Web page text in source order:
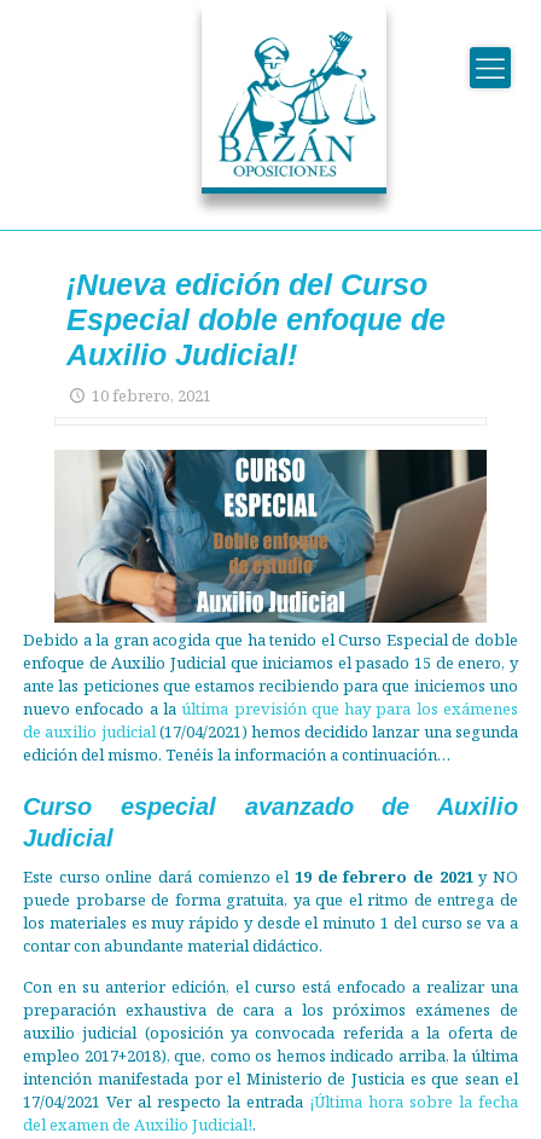
¡Nueva edición del Curso
Especial doble enfoque de
Auxilio Judicial!
10 febrero, 2021
Debido a la gran acogida que ha tenido el Curso Especial de doble
enfoque de Auxilio Judicial que iniciamos el pasado 15 de enero, y
ante las peticiones que estamos recibiendo para que iniciemos uno
nuevo enfocado a laúltima previsión que hay para los exámenes
de auxilio judicial(17/04/2021) hemos decidido lanzar una segunda
edición del mismo. Tenéis la información a continuación…
Curso especial avanzado de Auxilio
Judicial
Este curso online dará comienzo el 19 de febrero de 2021y NO
puede probarse de forma gratuita, ya que el ritmo de entrega de
los materiales es muy rápido y desde el minuto 1 del curso se va a
contar con abundante material didáctico.
Con en su anterior edición, el curso está enfocado a realizar una
preparación exhaustiva de cara a los próximos exámenes de
auxilio judicial (oposición ya convocada referida a la oferta de
empleo 2017+2018), que, como os hemos indicado arriba, la última
intención manifestada por el Ministerio de Justicia es que sean el
17/04/2021 Ver al respecto la entrada ¡Última hora sobre la fecha
del examen de Auxilio Judicial!.